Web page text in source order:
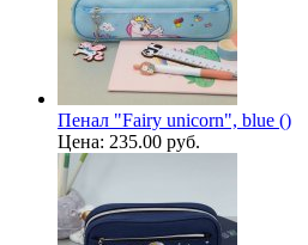
Пенал "Fairy unicorn", blue ()
Цена: 235.00 руб.